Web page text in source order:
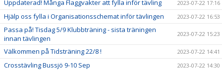
Uppdaterad! Många Flaggvakter att fylla inför tävling 2023-07-22 17:16
Hjälp oss fylla i Organisationsschemat inför tävlingen 2023-07-22 16:53
Passa på! Tisdag 5/9 Klubbträning - sista träningen
innan tävlingen
2023-07-22 15:23
Välkommen på Tidsträning 22/8 ! 2023-07-22 14:41
Crosstävling Bussjö 9-10 Sep 2023-07-22 14:30